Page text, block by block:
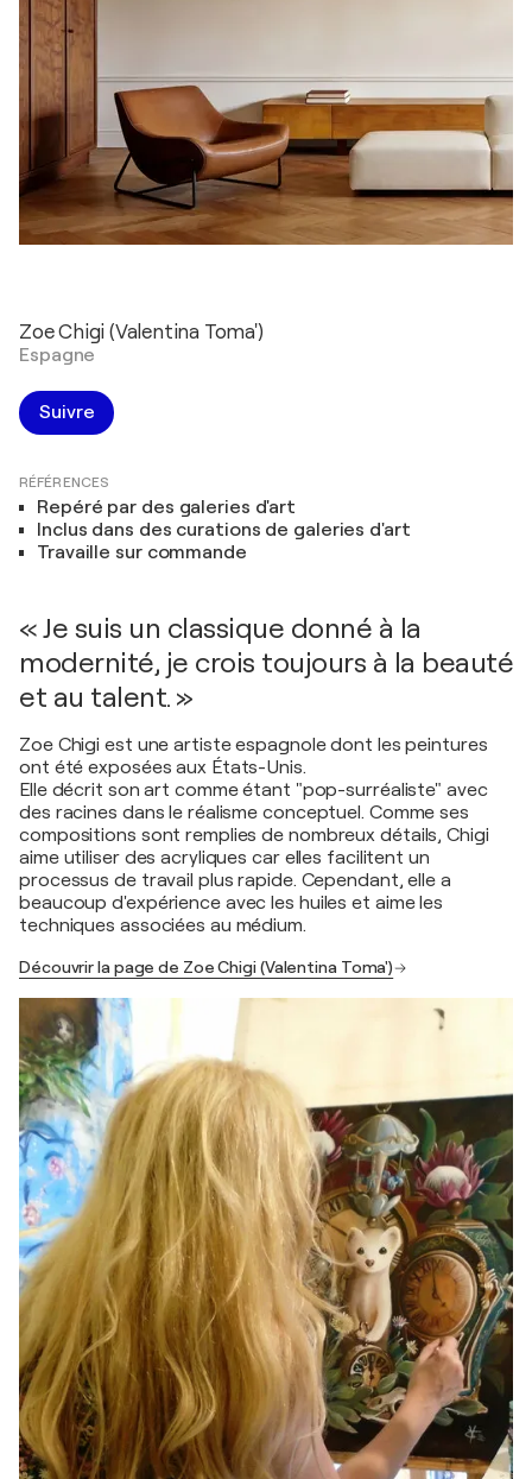
Zoe Chigi (Valentina Toma')
Espagne
Suivre
RÉFÉRENCES
Repéré par des galeries d'art
Inclus dans des curations de galeries d'art
Travaille sur commande
« Je suis un classique donné à la
modernité, je crois toujours à la beauté
et au talent. »
Zoe Chigi est une artiste espagnole dont les peintures
ont été exposées aux États-Unis.
Elle décrit son art comme étant "pop-surréaliste" avec
des racines dans le réalisme conceptuel. Comme ses
compositions sont remplies de nombreux détails, Chigi
aime utiliser des acryliques car elles facilitent un
processus de travail plus rapide. Cependant, elle a
beaucoup d'expérience avec les huiles et aime les
techniques associées au médium.
Découvrir la page de Zoe Chigi (Valentina Toma')